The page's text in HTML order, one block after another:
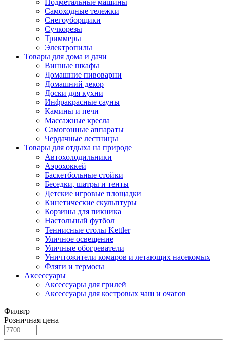
Подметальные машины
Самоходные тележки
Снегоуборщики
Сучкорезы
Триммеры
Электропилы
Товары для дома и дачи
Винные шкафы
Домашние пивоварни
Домашний декор
Доски для кухни
Инфракрасные сауны
Камины и печи
Массажные кресла
Самогонные аппараты
Чердачные лестницы
Товары для отдыха на природе
Автохолодильники
Аэрохоккей
Баскетбольные стойки
Беседки, шатры и тенты
Детские игровые площадки
Кинетические скульптуры
Корзины для пикника
Настольный футбол
Теннисные столы Kettler
Уличное освещение
Уличные обогреватели
Уничтожители комаров и летающих насекомых
Фляги и термосы
Аксессуары
Аксессуары для грилей
Аксессуары для костровых чаш и очагов
Фильтр
Розничная цена